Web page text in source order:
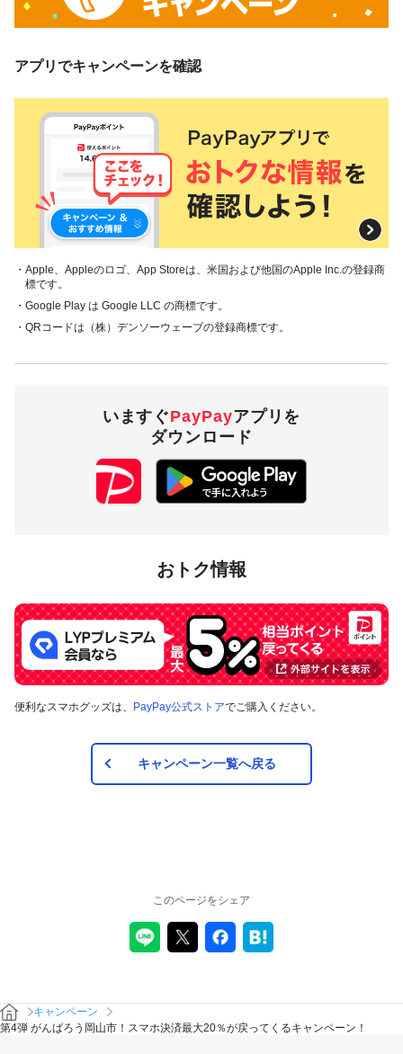
アプリでキャンペーンを確認
・Apple、Appleのロゴ、App Storeは、米国および他国のApple Inc.の登録商
標です。
・Google Play は Google LLC の商標です。
・QRコードは（株）デンソーウェーブの登録商標です。
いますぐPayPayアプリを
ダウンロード
おトク情報
便利なスマホグッズは、 PayPay公式ストアでご購入ください。
キャンペーン一覧へ戻る
このページをシェア
キャンペーン
第4弾 がんばろう岡山市！スマホ決済最大20％が戻ってくるキャンペーン！